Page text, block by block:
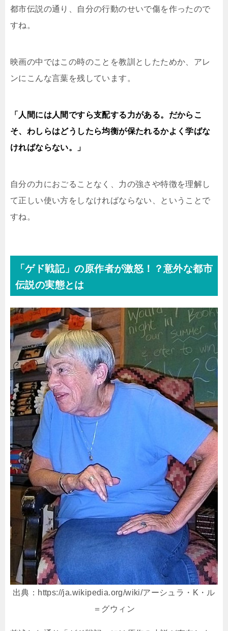
都市伝説の通り、自分の行動のせいで傷を作ったので
すね。
映画の中ではこの時のことを教訓としたためか、アレ
ンにこんな言葉を残しています。
「人間には人間ですら支配する力がある。だからこ
そ、わしらはどうしたら均衡が保たれるかよく学ばな
ければならない。」
自分の力におごることなく、力の強さや特徴を理解し
て正しい使い方をしなければならない、ということで
すね。
「ゲド戦記」の原作者が激怒！？意外な都市
伝説の実態とは
出典：https://ja.wikipedia.org/wiki/アーシュラ・K・ル
＝グウィン